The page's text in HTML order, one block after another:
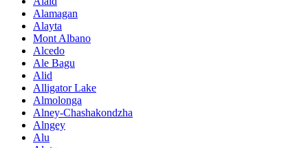
Alamagan
Alayta
Mont Albano
Alcedo
Ale Bagu
Alid
Alligator Lake
Almolonga
Alney-Chashakondzha
Alngey
Alu